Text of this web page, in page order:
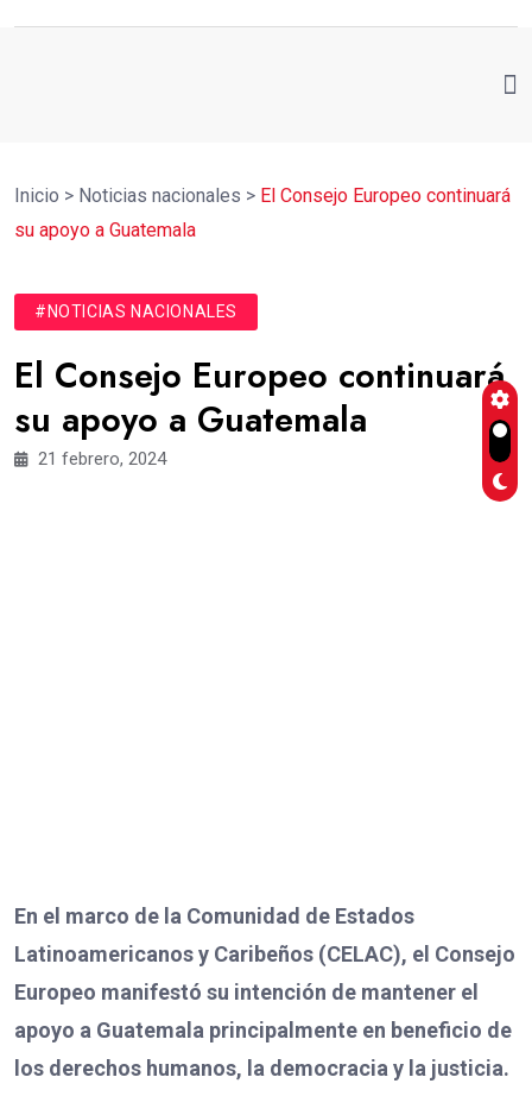
Inicio > Noticias nacionales > El Consejo Europeo continuará
su apoyo a Guatemala
#NOTICIAS NACIONALES
El Consejo Europeo continuará
su apoyo a Guatemala
21 febrero, 2024
En el marco de la Comunidad de Estados
Latinoamericanos y Caribeños (CELAC), el Consejo
Europeo manifestó su intención de mantener el
apoyo a Guatemala principalmente en beneficio de
los derechos humanos, la democracia y la justicia.